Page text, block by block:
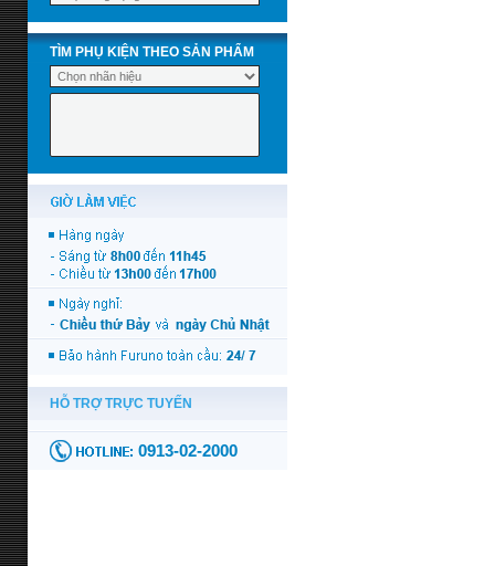
TÌM PHỤ KIỆN THEO SẢN PHẨM